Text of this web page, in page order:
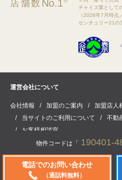
物件コードは「 190401-
電話でのお問い合わせ
（通話料無料）
店舗数 No.1
チャイズ業として
（2026年7月時点
センチュリー21の
運営会社について
会社情報 加盟のご案内 加盟店人
当サイトのご利用について
不動
お客様相談室
(C) CENTURY21